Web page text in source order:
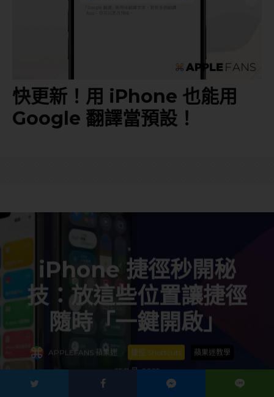
快更新！用 iPhone 也能用
Google 翻譯當預設！
iPhone 捷徑秒開秘
技：放這些位置讓捷徑
隨時「一鍵開啟」
APPLEFANS 蘋果迷 捷徑 Shortcuts 蘋果迷教學
25 11 月, 2025